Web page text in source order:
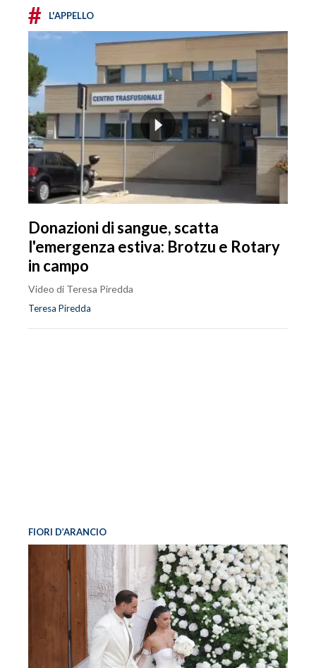
# L'APPELLO
Donazioni di sangue, scatta
l'emergenza estiva: Brotzu e Rotary
in campo
Video di Teresa Piredda
Teresa Piredda
FIORI D’ARANCIO